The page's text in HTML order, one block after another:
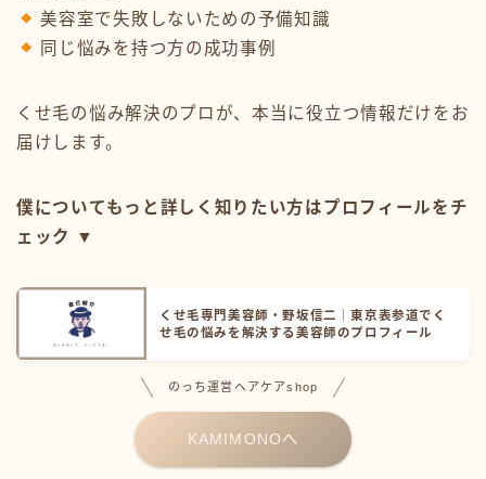
美容室で失敗しないための予備知識
同じ悩みを持つ方の成功事例
くせ毛の悩み解決のプロが、本当に役立つ情報だけをお
届けします。
僕についてもっと詳しく知りたい方はプロフィールをチ
ェック ▼
くせ毛専門美容師・野坂信二｜東京表参道でく
せ毛の悩みを解決する美容師のプロフィール
のっち運営ヘアケアshop
KAMIMONOへ